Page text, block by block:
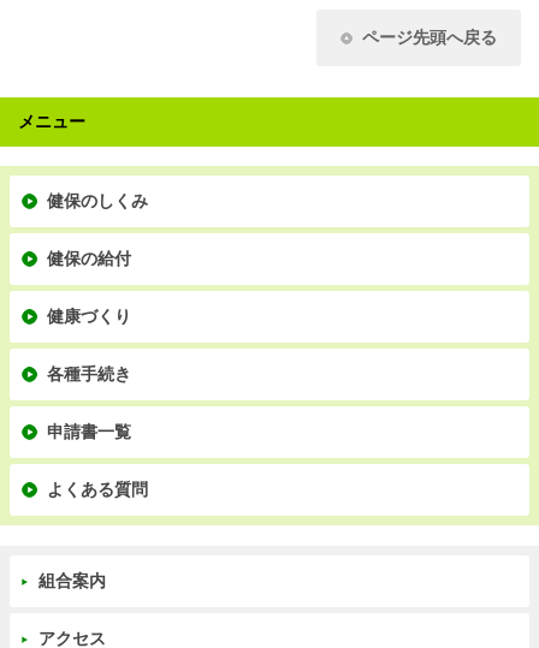
ページ先頭へ戻る
メニュー
健保のしくみ
健保の給付
健康づくり
各種手続き
申請書一覧
よくある質問
組合案内
アクセス